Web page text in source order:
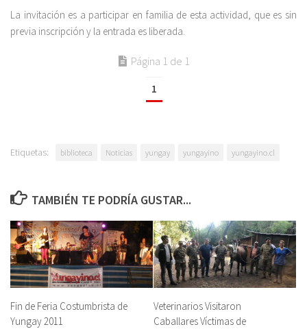
La invitación es a participar en familia de esta actividad, que es sin
previa inscripción y la entrada es liberada.
Página 1 de 1
1
Etiquetas: biblioteca Noticias yungay yungayino yungayino.cl
TAMBIÉN TE PODRÍA GUSTAR...
Fin de Feria Costumbrista de
Yungay 2011
Veterinarios Visitaron
Caballares Víctimas de